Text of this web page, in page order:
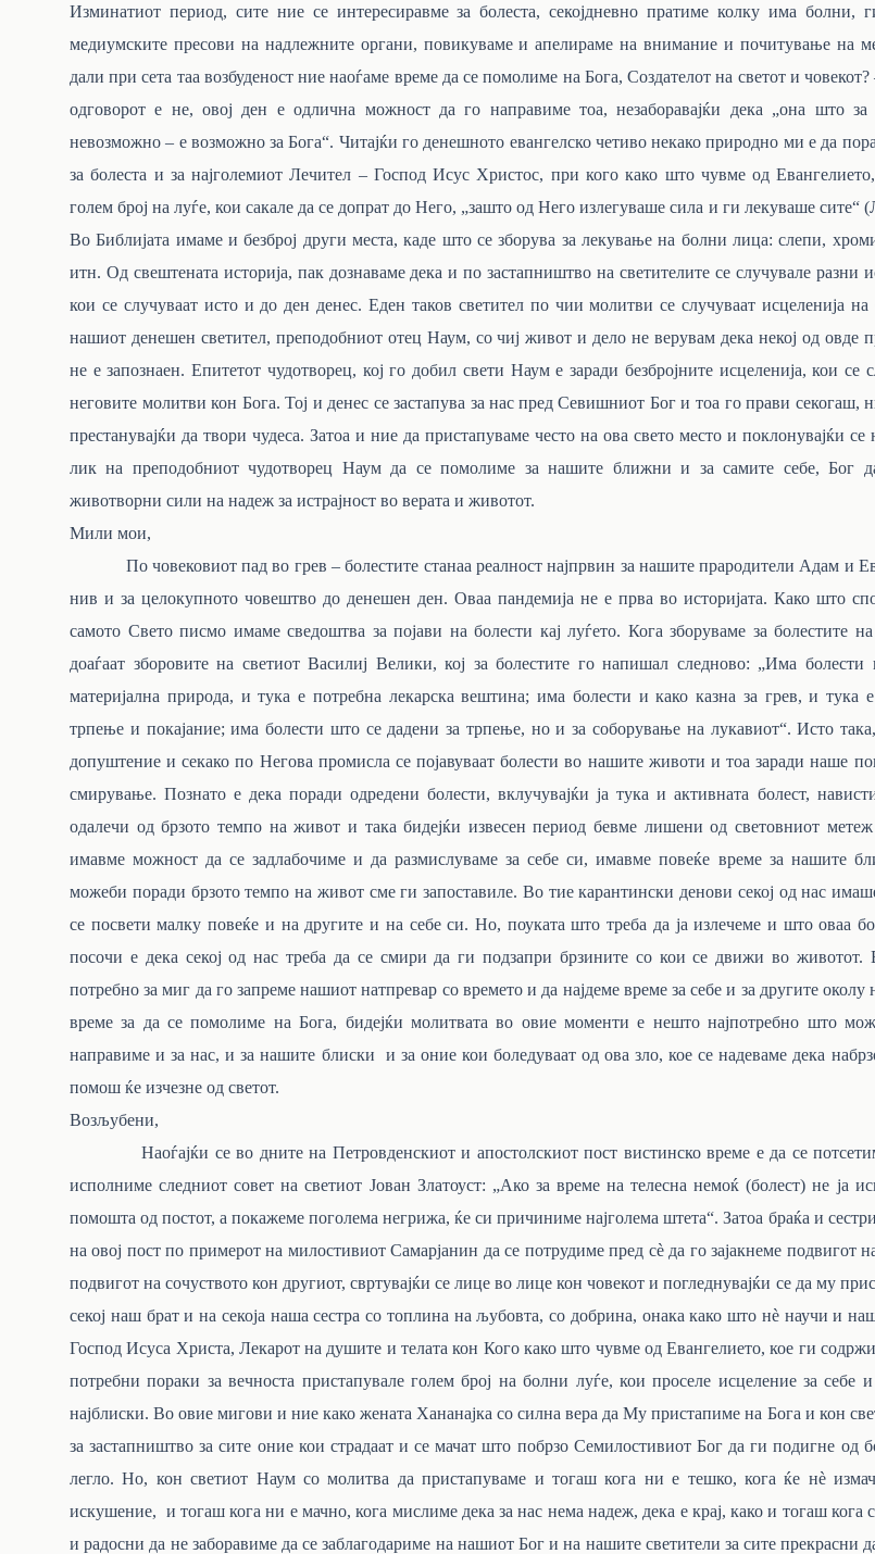
Изминатиот период, сите ние се интересиравме за болеста, секојдневно пратиме колку има болни,
медиумските пресови на надлежните органи, повикуваме и апелираме на внимание и почитување на
дали при сета таа возбуденост ние наоѓаме време да се помолиме на Бога, Создателот на светот и
одговорот е не, овој ден е одлична можност да го направиме тоа, незаборавајќи дека „она што за
невозможно – е возможно за Бога“. Читајќи го денешното евангелско четиво некако природно ми е да
за болеста и за најголемиот Лечител – Господ Исус Христос, при кого како што чувме од
голем број на луѓе, кои сакале да се допрат до Него, „зашто од Него излегуваше сила и ги лекуваше сите“
Во Библијата имаме и безброј други места, каде што се зборува за лекување на болни лица: слепи,
итн. Од свештената историја, пак дознаваме дека и по застапништво на светителите се случувале разни
кои се случуваат исто и до ден денес. Еден таков светител по чии молитви се случуваат исцеленија
нашиот денешен светител, преподобниот отец Наум, со чиј живот и дело не верувам дека некој од овде
не е запознаен. Епитетот чудотворец, кој го добил свети Наум е заради безбројните исцеленија, кои се
неговите молитви кон Бога. Тој и денес се застапува за нас пред Севишниот Бог и тоа го прави секогаш,
престанувајќи да твори чудеса. Затоа и ние да пристапуваме често на ова свето место и поклонувајќи се
лик на преподобниот чудотворец Наум да се помолиме за нашите ближни и за самите себе, Бог
животворни сили на надеж за истрајност во верата и животот.
Мили мои,
По човековиот пад во грев – болестите станаа реалност најпрвин за нашите прародители Адам и
нив и за целокупното човештво до денешен ден. Оваа пандемија не е прва во историјата. Како што
самото Свето писмо имаме сведоштва за појави на болести кај луѓето. Кога зборуваме за болестите
доаѓаат зборовите на светиот Василиј Велики, кој за болестите го напишал следново: „Има
материјална природа, и тука е потребна лекарска вештина; има болести и како казна за грев, и тука
трпење и покајание; има болести што се дадени за трпење, но и за соборување на лукавиот“. Исто
допуштение и секако по Негова промисла се појавуваат болести во нашите животи и тоа заради наше
смирување. Познато е дека поради одредени болести, вклучувајќи ја тука и активната болест,
одалечи од брзото темпо на живот и така бидејќи извесен период бевме лишени од световниот
имавме можност да се задлабочиме и да размислуваме за себе си, имавме повеќе време за нашите
можеби поради брзото темпо на живот сме ги запоставиле. Во тие карантински денови секој од нас
се посвети малку повеќе и на другите и на себе си. Но, поуката што треба да ја излечеме и што оваа
посочи е дека секој од нас треба да се смири да ги подзапри брзините со кои се движи во животот.
потребно за миг да го запреме нашиот натпревар со времето и да најдеме време за себе и за другите околу
време за да се помолиме на Бога, бидејќи молитвата во овие моменти е нешто најпотребно што
направиме и за нас, и за нашите блиски и за оние кои боледуваат од ова зло, кое се надеваме дека
помош ќе изчезне од светот.
Возљубени,
Наоѓајќи се во дните на Петровденскиот и апостолскиот пост вистинско време е да се
исполниме следниот совет на светиот Јован Златоуст: „Ако за време на телесна немоќ (болест) не ја
помошта од постот, а покажеме поголема негрижа, ќе си причиниме најголема штета“. Затоа браќа и
на овој пост по примерот на милостивиот Самарјанин да се потрудиме пред сѐ да го зајакнеме подвигот
подвигот на сочуството кон другиот, свртувајќи се лице во лице кон човекот и погледнувајќи се да му
секој наш брат и на секоја наша сестра со топлина на љубовта, со добрина, онака како што нѐ научи и
Господ Исуса Христа, Лекарот на душите и телата кон Кого како што чувме од Евангелието, кое ги
потребни пораки за вечноста пристапувале голем број на болни луѓе, кои проселе исцеление за себе
најблиски. Во овие мигови и ние како жената Хананајка со силна вера да Му пристапиме на Бога и кон
за застапништво за сите оние кои страдаат и се мачат што побрзо Семилостивиот Бог да ги подигне од
легло. Но, кон светиот Наум со молитва да пристапуваме и тогаш кога ни е тешко, кога ќе нѐ
искушение, и тогаш кога ни е мачно, кога мислиме дека за нас нема надеж, дека е крај, како и тогаш кога
и радосни да не заборавиме да се заблагодариме на нашиот Бог и на нашите светители за сите прекрасни